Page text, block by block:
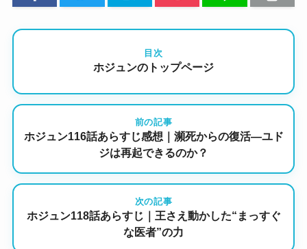
目次
ホジュンのトップページ
前の記事
ホジュン116話あらすじ感想｜瀕死からの復活―ユド
ジは再起できるのか？
次の記事
ホジュン118話あらすじ｜王さえ動かした“まっすぐ
な医者”の力